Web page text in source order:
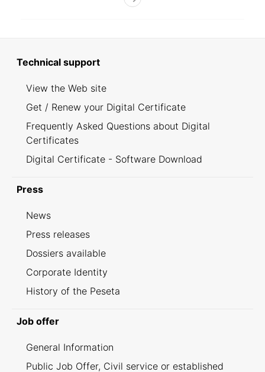
Technical support
View the Web site
Get / Renew your Digital Certificate
Frequently Asked Questions about Digital
Certificates
Digital Certificate - Software Download
Press
News
Press releases
Dossiers available
Corporate Identity
History of the Peseta
Job offer
General Information
Public Job Offer, Civil service or established